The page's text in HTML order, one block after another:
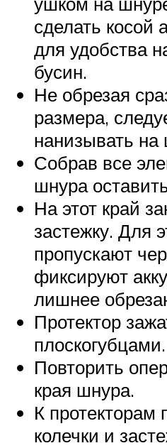
сделать косой
для удобства
бусин.
Не обрезая
размера,
нанизывать
Собрав все
шнура
На этот край
застежку. Для
пропускают
фиксируют
лишнее
Протектор
плоскогубцами.
Повторить
края шнура.
К протекторам
колечки и